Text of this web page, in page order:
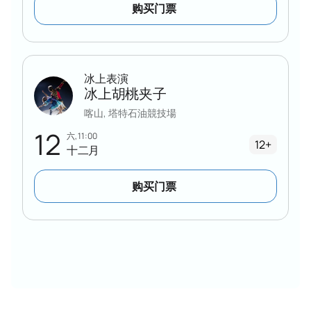
购买门票
12 六, 11:00
十二月
冰上表演
冰上胡桃夹子
喀山, 塔特石油競技場
12+
购买门票